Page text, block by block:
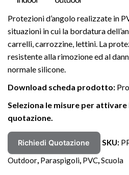
Protezioni d’angolo realizzate in
situazioni in cui la bordatura
carrelli, carrozzine, lettini. La
resistente alla rimozione ed al
normale silicone.
Download scheda prodotto:
Seleziona le misure per
quotazione.
Richiedi Quotazione SKU:
Outdoor, Paraspigoli, PVC,Scuola